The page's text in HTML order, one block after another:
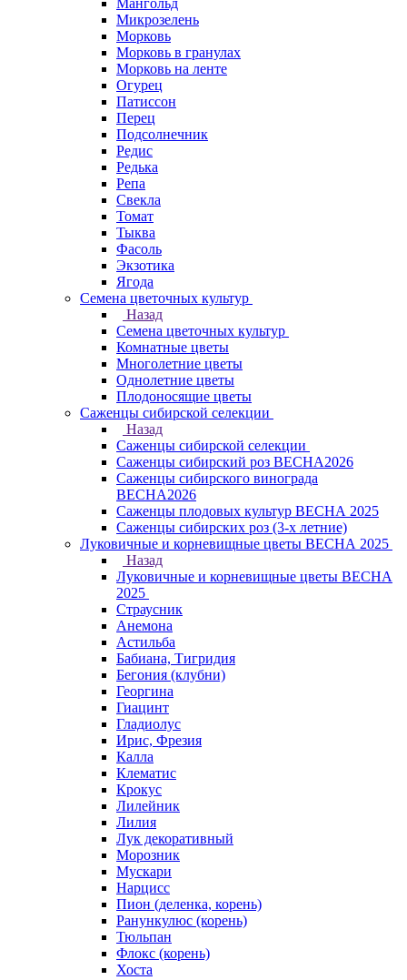
Мангольд
Микрозелень
Морковь
Морковь в гранулах
Морковь на ленте
Огурец
Патиссон
Перец
Подсолнечник
Редис
Редька
Репа
Свекла
Томат
Тыква
Фасоль
Экзотика
Ягода
Семена цветочных культур
Назад
Семена цветочных культур
Комнатные цветы
Многолетние цветы
Однолетние цветы
Плодоносящие цветы
Саженцы сибирской селекции
Назад
Саженцы сибирской селекции
Саженцы сибирский роз ВЕСНА2026
Саженцы сибирского винограда
ВЕСНА2026
Саженцы плодовых культур ВЕСНА 2025
Саженцы сибирских роз (3-х летние)
Луковичные и корневищные цветы ВЕСНА 2025
Назад
Луковичные и корневищные цветы ВЕСНА
2025
Страусник
Анемона
Астильба
Бабиана, Тигридия
Бегония (клубни)
Георгина
Гиацинт
Гладиолус
Ирис, Фрезия
Калла
Клематис
Крокус
Лилейник
Лилия
Лук декоративный
Морозник
Мускари
Нарцисс
Пион (деленка, корень)
Ранункулюс (корень)
Тюльпан
Флокс (корень)
Хоста